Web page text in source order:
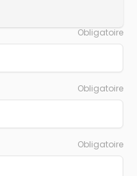
Obligatoire
Obligatoire
Obligatoire